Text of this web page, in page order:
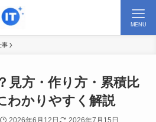
MENU
事
見方・作り方・累積比
わかりやすく解説